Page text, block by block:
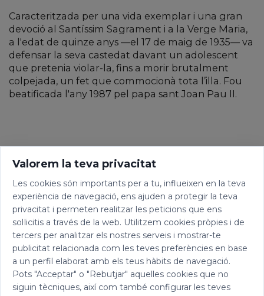
Caracteritzada per una vida exemplar i una gran
devoció al Santíssim Sagrament i a la Verge Maria,
a l'edat de quinze anys —el 17 de maig de 1935— va
defensar la seva castedat davant un adolescent
que pretenia violar-la, fins a morir brutalment
colpejada, un fet que commocionà tota l’illa. Fou
beatificada l'any 1987 pel papa sant Joan Pau II.
Valorem la teva privacitat
Les cookies són importants per a tu, influeixen en la teva
experiència de navegació, ens ajuden a protegir la teva
privacitat i permeten realitzar les peticions que ens
sol·licitis a través de la web. Utilitzem cookies pròpies i de
tercers per analitzar els nostres serveis i mostrar-te
publicitat relacionada com les teves preferències en base
a un perfil elaborat amb els teus hàbits de navegació.
Pots "Acceptar" o "Rebutjar" aquelles cookies que no
siguin tècniques, així com també configurar les teves